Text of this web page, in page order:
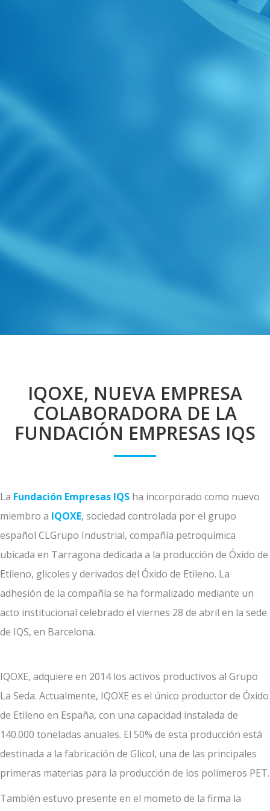
IQOXE, NUEVA EMPRESA
COLABORADORA DE LA
FUNDACIÓN EMPRESAS IQS
La Fundación Empresas IQS ha incorporado como nuevo
miembro a IQOXE, sociedad controlada por el grupo
español CLGrupo Industrial, compañía petroquímica
ubicada en Tarragona dedicada a la producción de Óxido de
Etileno, glicoles y derivados del Óxido de Etileno. La
adhesión de la compañía se ha formalizado mediante un
acto institucional celebrado el viernes 28 de abril en la sede
de IQS, en Barcelona.
IQOXE, adquiere en 2014 los activos productivos al Grupo
La Seda. Actualmente, IQOXE es el único productor de Óxido
de Etileno en España, con una capacidad instalada de
140.000 toneladas anuales. El 50% de esta producción está
destinada a la fabricación de Glicol, una de las principales
primeras materias para la producción de los polímeros PET.
También estuvo presente en el mometo de la firma la